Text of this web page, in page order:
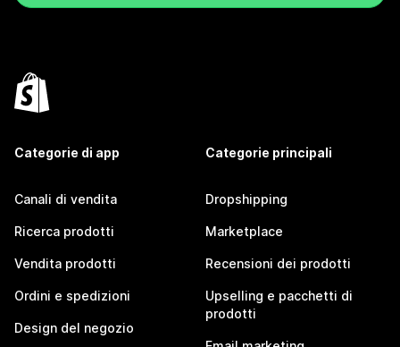
Categorie di app
Canali di vendita
Ricerca prodotti
Vendita prodotti
Ordini e spedizioni
Design del negozio
Categorie principali
Dropshipping
Marketplace
Recensioni dei prodotti
Upselling e pacchetti di
prodotti